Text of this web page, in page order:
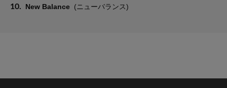
10. New Balance (ニューバランス)